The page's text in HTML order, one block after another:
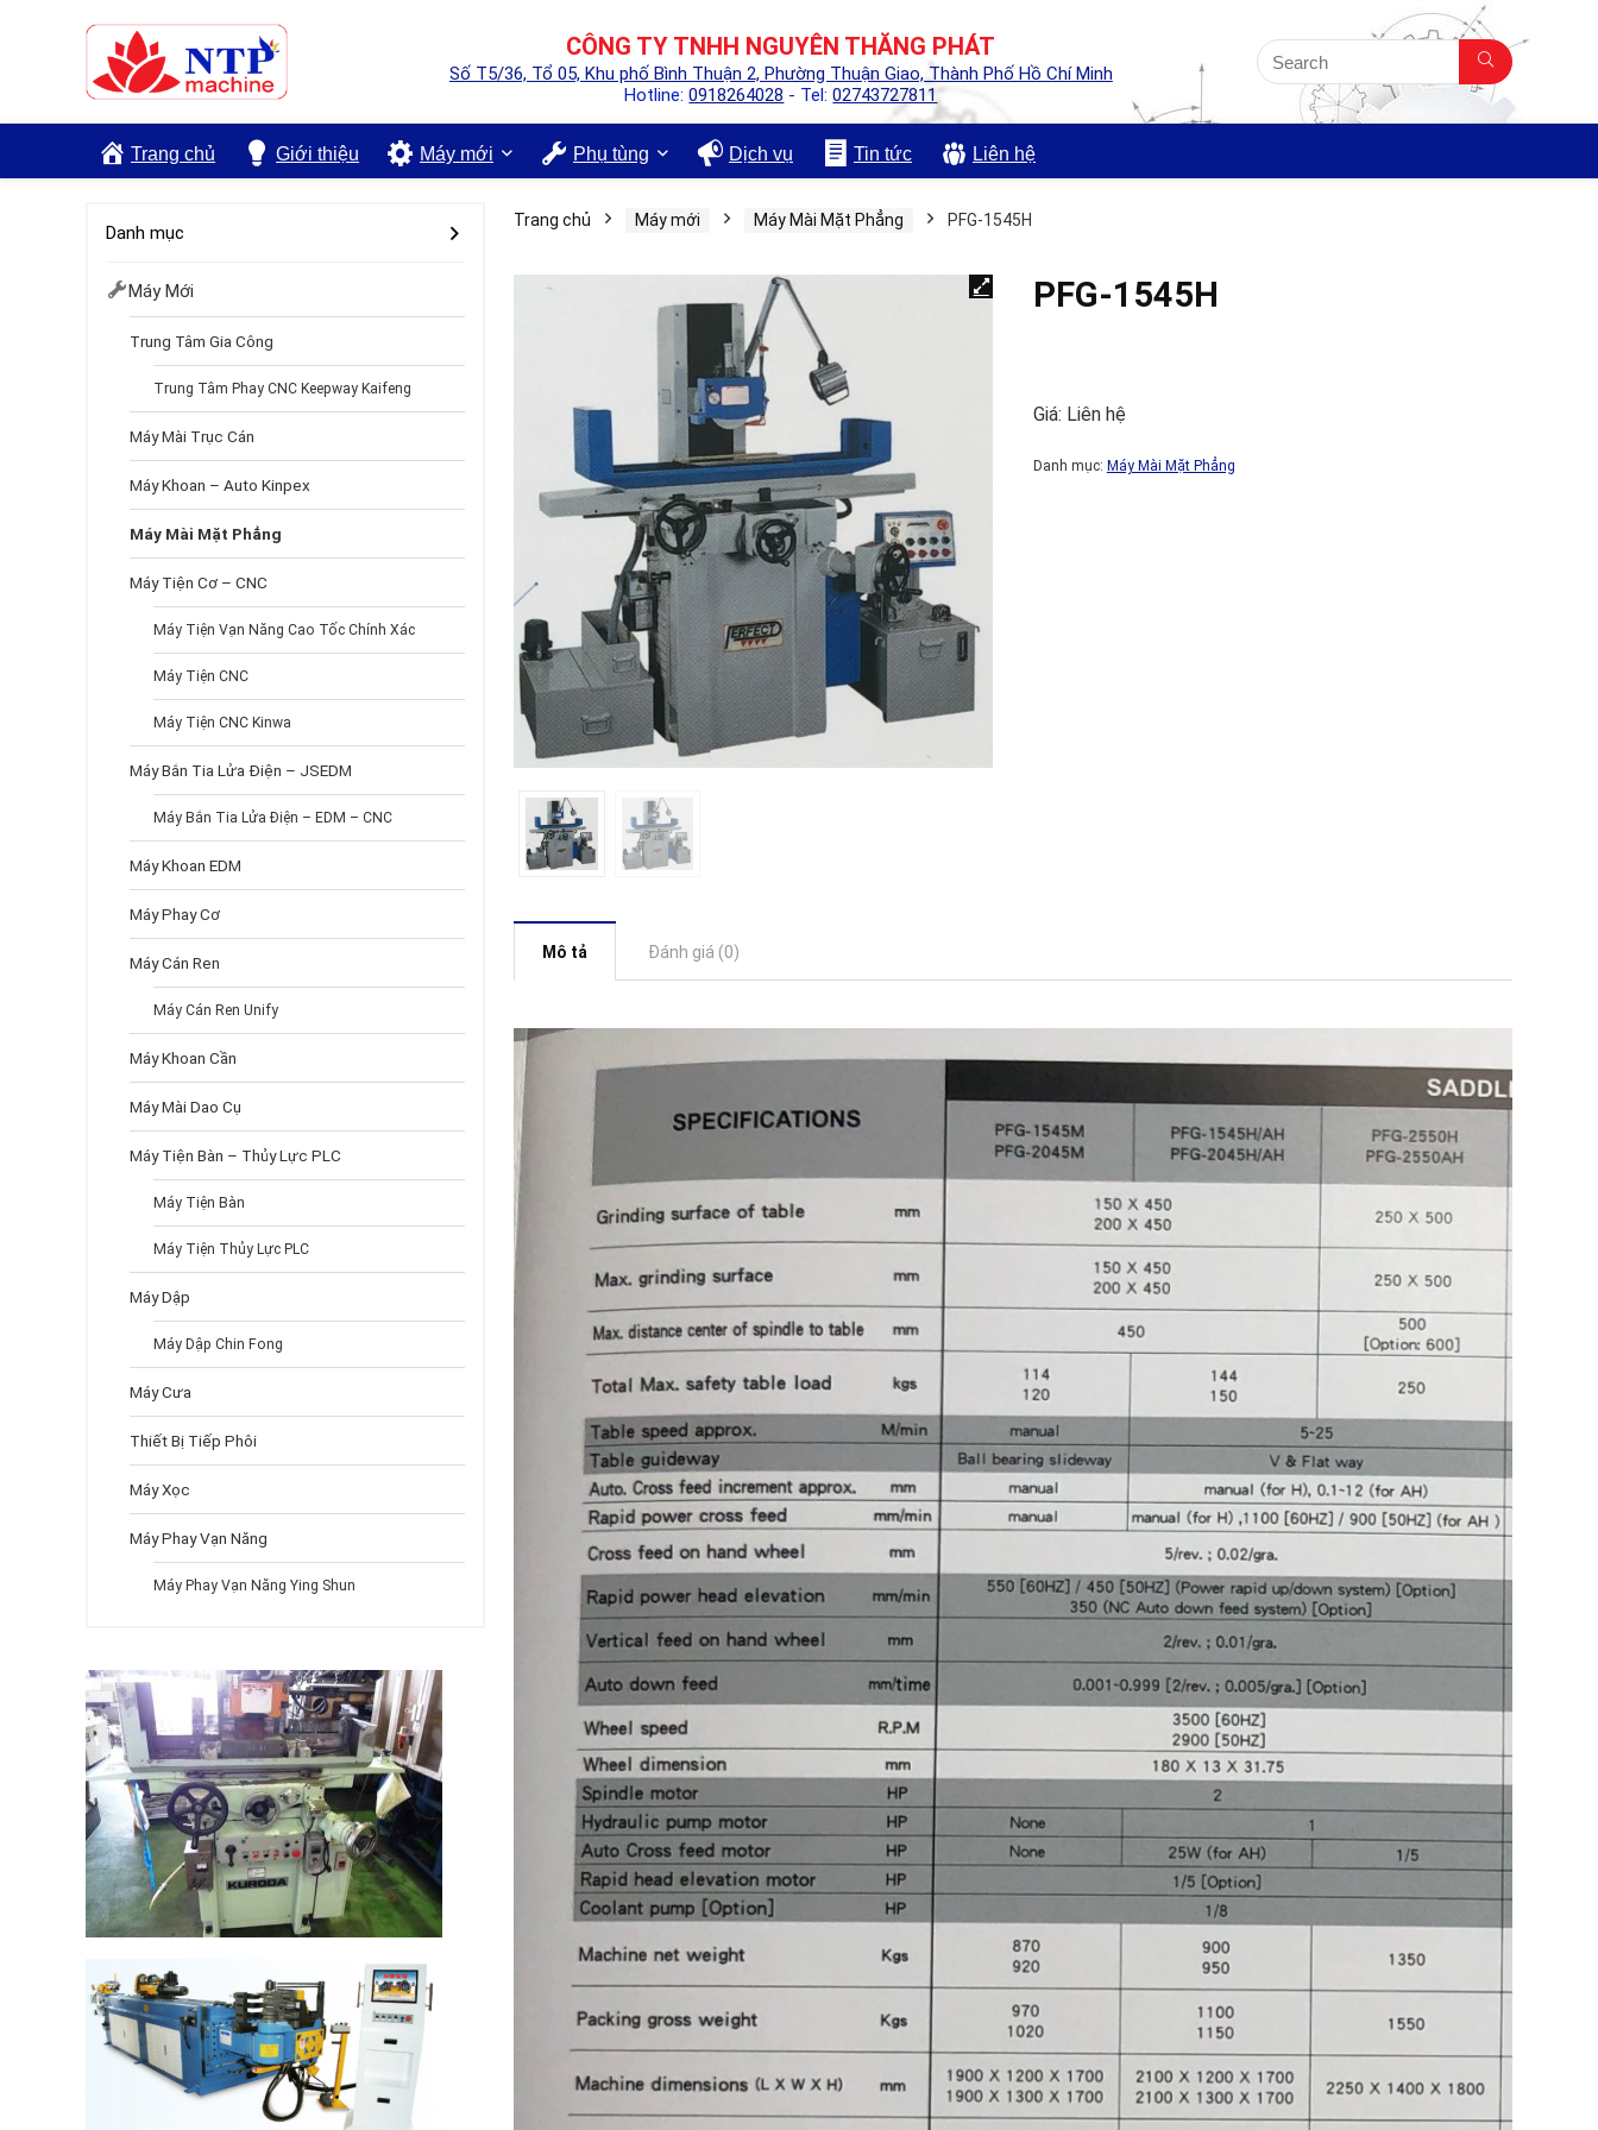
CÔNG TY TNHH NGUYÊN THĂNG PHÁT
Số T5/36, Tổ 05, Khu phố Bình Thuận 2, Phường Thuận Giao, Thành Phố Hồ Chí Minh
Hotline:0918264028 - Tel:02743727811
Trang chủ Giới thiệu Máy mới Phụ tùng Dịch vụ Tin tức Liên hệ
Trang chủ Máy mới Máy Mài Mặt Phẳng PFG-1545H
PFG-1545H
Giá: Liên hệ
Danh mục: Máy Mài Mặt Phẳng
Mô tả Đánh giá (0)
Danh mục
Máy Mới
Trung Tâm Gia Công
Trung Tâm Phay CNC Keepway Kaifeng
Máy Mài Trục Cán
Máy Khoan – Auto Kinpex
Máy Mài Mặt Phẳng
Máy Tiện Cơ – CNC
Máy Tiện Vạn Năng Cao Tốc Chính Xác
Máy Tiện CNC
Máy Tiện CNC Kinwa
Máy Bắn Tia Lửa Điện – JSEDM
Máy Bắn Tia Lửa Điện – EDM – CNC
Máy Khoan EDM
Máy Phay Cơ
Máy Cán Ren
Máy Cán Ren Unify
Máy Khoan Cần
Máy Mài Dao Cụ
Máy Tiện Bàn – Thủy Lực PLC
Máy Tiện Bàn
Máy Tiện Thủy Lực PLC
Máy Dập
Máy Dập Chin Fong
Máy Cưa
Thiết Bị Tiếp Phôi
Máy Xọc
Máy Phay Vạn Năng
Máy Phay Vạn Năng Ying Shun